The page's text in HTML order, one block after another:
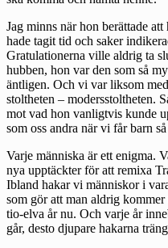
Jag minns när hon berättade
hade tagit tid och saker
Gratulationerna ville aldrig ta
hubben, hon var den som så
äntligen. Och vi var liksom
stoltheten – modersstoltheten.
mot vad hon vanligtvis kunde
som oss andra när vi får barn
Varje människa är ett enigma.
nya upptäckter för att remixa
Ibland hakar vi människor i
som gör att man aldrig
tio-elva år nu. Och varje år
går, desto djupare hakarna